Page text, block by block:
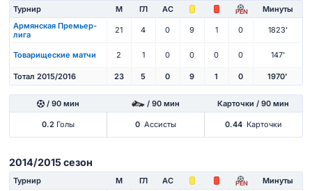
Турнир М ГЛ АС PEN
Минуты
Армянская Премьер-
лига
21 4 0 9 1 0 1823'
Товарищеские матчи 2 1 0 0 0 0 147'
Тотал 2015/2016 23 5 0 9 1 0 1970'
/ 90 мин / 90 мин Карточки / 90 мин
0.2Голы 0 Ассисты 0.44 Карточки
2014/2015 сезон
Турнир М ГЛ АС PEN
Минуты